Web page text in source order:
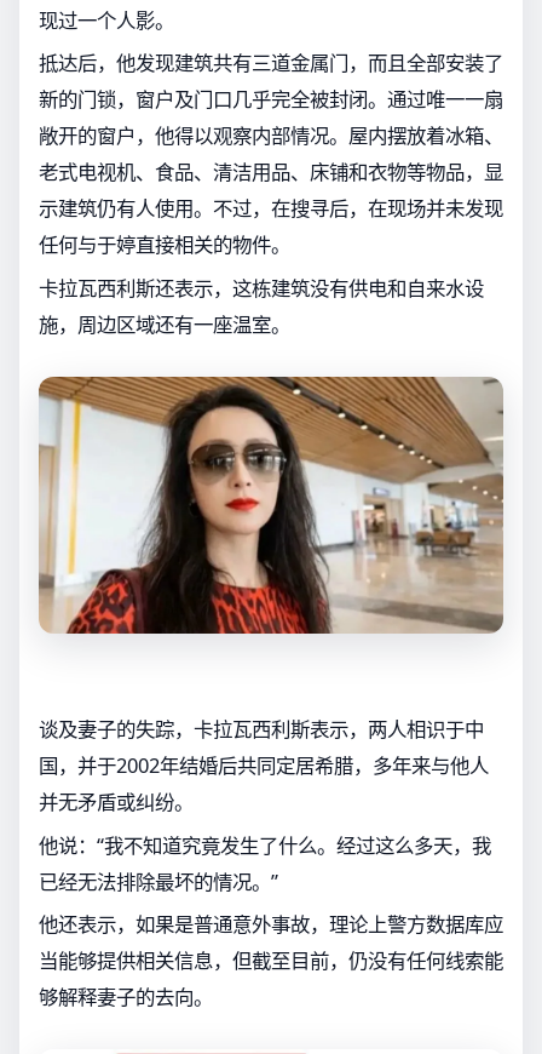
现过一个人影。
抵达后，他发现建筑共有三道金属门，而且全部安装了
新的门锁，窗户及门口几乎完全被封闭。通过唯一一扇
敞开的窗户，他得以观察内部情况。屋内摆放着冰箱、
老式电视机、食品、清洁用品、床铺和衣物等物品，显
示建筑仍有人使用。不过，在搜寻后，在现场并未发现
任何与于婷直接相关的物件。
卡拉瓦西利斯还表示，这栋建筑没有供电和自来水设
施，周边区域还有一座温室。
谈及妻子的失踪，卡拉瓦西利斯表示，两人相识于中
国，并于2002年结婚后共同定居希腊，多年来与他人
并无矛盾或纠纷。
他说：“我不知道究竟发生了什么。经过这么多天，我
已经无法排除最坏的情况。”
他还表示，如果是普通意外事故，理论上警方数据库应
当能够提供相关信息，但截至目前，仍没有任何线索能
够解释妻子的去向。